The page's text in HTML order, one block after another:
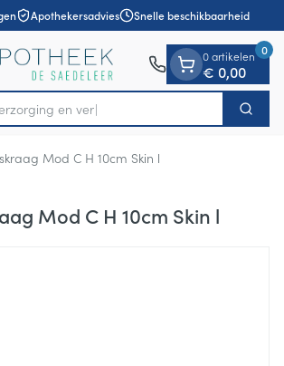
Apothekersadvies Snelle beschikbaarheid
Zoek
0 artikelen
€ 0,00
0
Mod C H 10cm Skin l
Mod C H 10cm Skin l